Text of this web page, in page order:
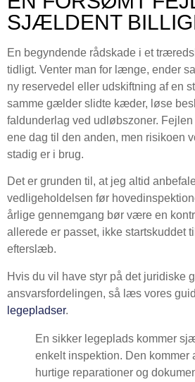
SJÆLDENT
En begyndende rådskade i et
tidligt. Venter man for længe, ender
ny reservedel eller udskiftning af en
samme gælder slidte kæder, løse
faldunderlag ved udløbszoner.
ene dag til den anden, men risikoen
stadig er i brug.
Det er grunden til, at jeg altid
vedligeholdelsen før
årlige gennemgang bør være en
allerede er passet, ikke startskuddet
efterslæb.
Hvis du vil have styr på det juridiske
ansvarsfordelingen, så læs vores
legepladser.
En sikker legeplads kommer
enkelt inspektion. Den kommer
hurtige reparationer og